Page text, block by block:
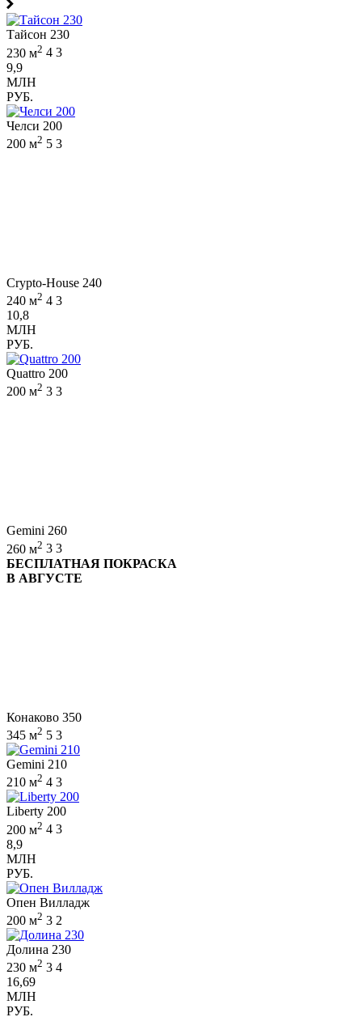
Тайсон 230
230 м2 4 3
9,9
МЛН
РУБ.
Челси 200
200 м2 5 3
Crypto-House 240
240 м2 4 3
10,8
МЛН
РУБ.
Quattro 200
200 м2 3 3
Gemini 260
260 м2 3 3
БЕСПЛАТНАЯ ПОКРАСКА
В АВГУСТЕ
Конаково 350
345 м2 5 3
Gemini 210
210 м2 4 3
Liberty 200
200 м2 4 3
8,9
МЛН
РУБ.
Опен Вилладж
200 м2 3 2
Долина 230
230 м2 3 4
16,69
МЛН
РУБ.